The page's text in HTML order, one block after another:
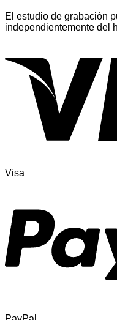
El estudio de grabación
independientemente del
Visa